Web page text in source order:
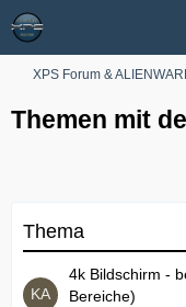
XPS Forum &
Themen mit
Thema
4k Bildschirm -
Bereiche)